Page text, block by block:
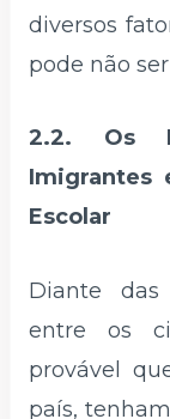
diversos
pode não
2.2. Os
Imigrantes
Escolar
Diante das
entre os
provável
país,